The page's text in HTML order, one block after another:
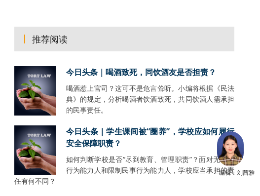
推荐阅读
今日头条｜喝酒致死，同饮酒友是否担责？
喝酒惹上官司？这可不是危言耸听。小编将根据《民法
典》的规定，分析喝酒者饮酒致死，共同饮酒人需承担
的民事责任。
今日头条｜学生课间被“圈养”，学校应如何履行
安全保障职责？
如何判断学校是否“尽到教育、管理职责”？面对无民事
行为能力人和限制民事行为能力人，学校应当承担的责
任有何不同？
编辑：刘茜雅